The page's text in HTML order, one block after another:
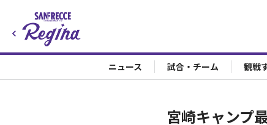
ニュース 試合・チーム 観戦
宮崎キャンプ